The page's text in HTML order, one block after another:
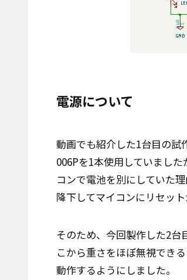
電源について
動画でも紹介した1台目の試
006Pを1本使用していまし
コンで電池を別にしていた
降下してマイコンにリセッ
そのため、今回製作した2台
こから重さをほぼ無視でき
動作するようにしました。